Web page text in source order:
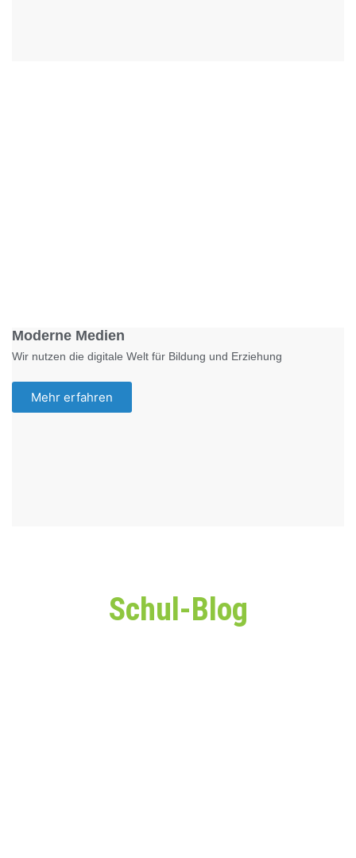
Moderne Medien
Wir nutzen die digitale Welt für Bildung und Erziehung
Mehr erfahren
Schul-Blog